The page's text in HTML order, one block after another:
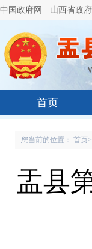
中国政府网 山西省政府
首页
您当前的位置： 首页>
盂县